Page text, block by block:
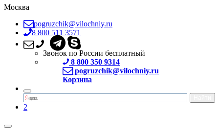
Москва
pogruzchik@vilochniy.ru
8 800 511 3571
Звонок по России бесплатный
8 800 350 9314
pogruzchik@vilochniy.ru
Корзина
2